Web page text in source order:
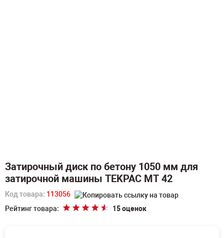
Затирочный диск по бетону 1050 мм для
затирочной машины TEKPAC MT 42
Код товара: 113056
Рейтинг товара:
15 оценок